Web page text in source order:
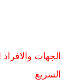
الجهات
السريع